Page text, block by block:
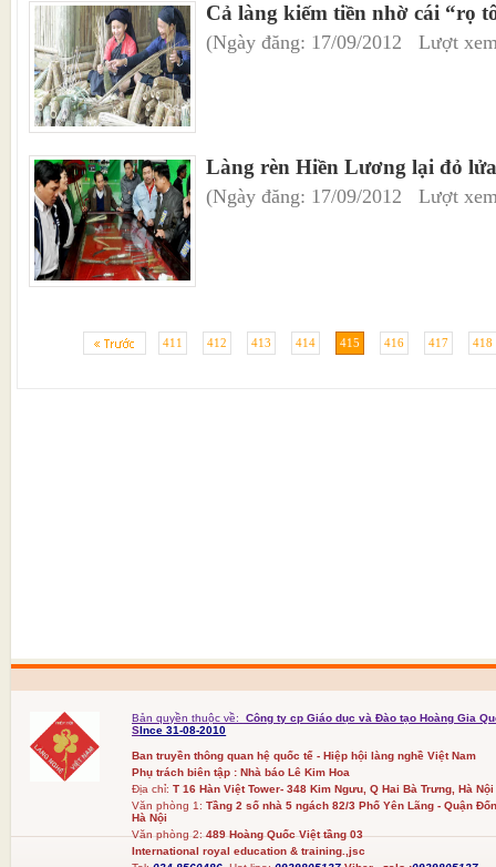
Cả làng kiếm tiền nhờ cái “rọ
(Ngày đăng: 17/09/2012 Lượt
Làng rèn Hiền Lương lại đỏ lửa
(Ngày đăng: 17/09/2012 Lượt
411 412 413 414 415 416 417 418
Bản quyền thuộc về:
Công ty cp Giáo dục và Đào tạo Hoàng Gia
SInce 31-08-2010
Ban truyền thông quan hệ quốc tế - Hiệp hội làng nghề Việt Nam
Phụ trách biên tập : Nhà báo Lê Kim Hoa
Địa chỉ: T 16 Hàn Việt Tower- 348 Kim Ngưu, Q Hai Bà Trưng, Hà Nội
Văn phòng 1:Tầng 2 số nhà 5 ngách 82/3 Phố Yên Lãng - Quận
Hà Nội
Văn phòng 2:489 Hoàng Quốc Việt tầng 03
International royal education & training.,jsc